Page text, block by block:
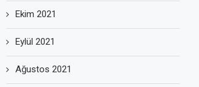
Ekim 2021
Eylül 2021
Ağustos 2021